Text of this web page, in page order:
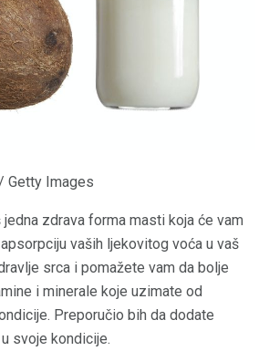
Getty Images
jedna zdrava forma masti koja će vam
vaših ljekovitog voća u vaš
srca i pomažete vam da bolje
i minerale koje uzimate od
Preporučio bih da dodate
svoje kondicije.